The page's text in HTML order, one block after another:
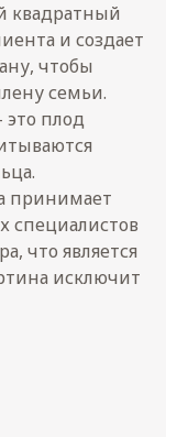
квадратный
и создает
чтобы
семьи.
плод
принимает
специалистов
что является
исключит